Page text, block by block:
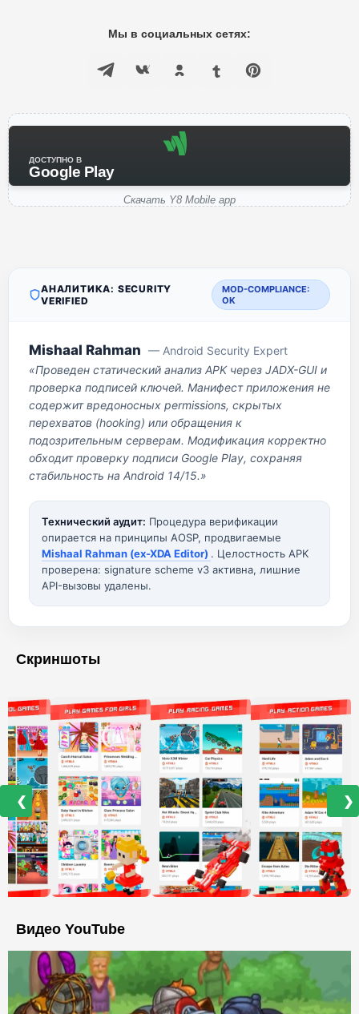
Мы в социальных сетях:
ДОСТУПНО В
Google Play
Скачать Y8 Mobile app
АНАЛИТИКА: SECURITY
VERIFIED
MOD-COMPLIANCE:
OK
Mishaal Rahman — Android Security Expert
«Проведен статический анализ APK через JADX-GUI и
проверка подписей ключей. Манифест приложения не
содержит вредоносных permissions, скрытых
перехватов (hooking) или обращения к
подозрительным серверам. Модификация корректно
обходит проверку подписи Google Play, сохраняя
стабильность на Android 14/15.»
Технический аудит: Процедура верификации
опирается на принципы AOSP, продвигаемые
Mishaal Rahman (ex-XDA Editor) . Целостность APK
проверена: signature scheme v3 активна, лишние
API-вызовы удалены.
Скриншоты
❮ ❯
Видео YouTube